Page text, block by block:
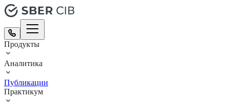
Продукты
Аналитика
Публикации
Практикум